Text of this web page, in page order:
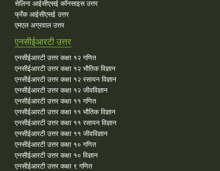
सेलिना आईसीएसई कॉनसाइस उत्तर
फ्रँक आईसीएसई उत्तर
एमएल अग्रवाल उत्तर
एनसीईआरटी उत्तर
एनसीईआरटी उत्तर कक्षा १२ गणित
एनसीईआरटी उत्तर कक्षा १२ भौतिक विज्ञान
एनसीईआरटी उत्तर कक्षा १२ रसायन विज्ञान
एनसीईआरटी उत्तर कक्षा १२ जीवविज्ञान
एनसीईआरटी उत्तर कक्षा ११ गणित
एनसीईआरटी उत्तर कक्षा ११ भौतिक विज्ञान
एनसीईआरटी उत्तर कक्षा ११ रसायन विज्ञान
एनसीईआरटी उत्तर कक्षा ११ जीवविज्ञान
एनसीईआरटी उत्तर कक्षा १० गणित
एनसीईआरटी उत्तर कक्षा १० विज्ञान
एनसीईआरटी उत्तर कक्षा ९ गणित